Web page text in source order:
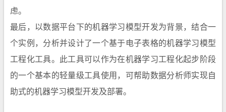
虑。
最后，以数据平台下的机器学习模型开发为背景，结合一
个实例，分析并设计了一个基于电子表格的机器学习模型
工程化工具。此工具可以作为在机器学习工程化起步阶段
的一个基本的轻量级工具使用，可帮助数据分析师实现自
助式的机器学习模型开发及部署。